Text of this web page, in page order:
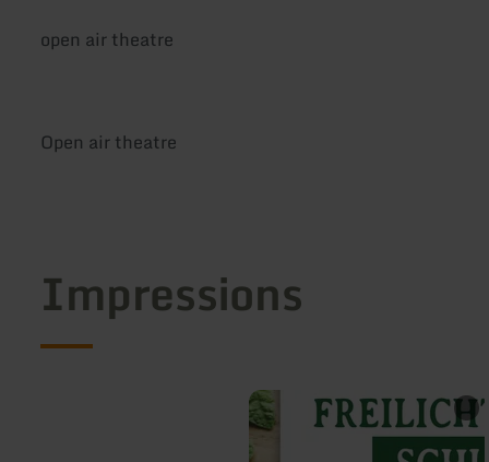
open air theatre
Open air theatre
Impressions